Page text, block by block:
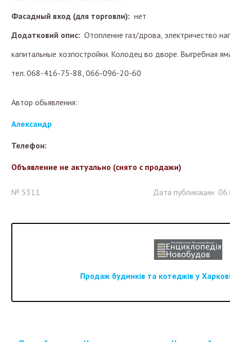
Фасадный вход (для торговли): нет
Додатковий опис: Отопление газ/дрова, электричество
капитальные хозпостройки. Колодец во дворе. Выгребная
тел. 068-416-75-88, 066-096-20-60
Автор обьявления:
Александр
Телефон:
Объявление не актуально (снято с продажи)
№ 5311 Дата публикации
Продаж будинків та котеджів у